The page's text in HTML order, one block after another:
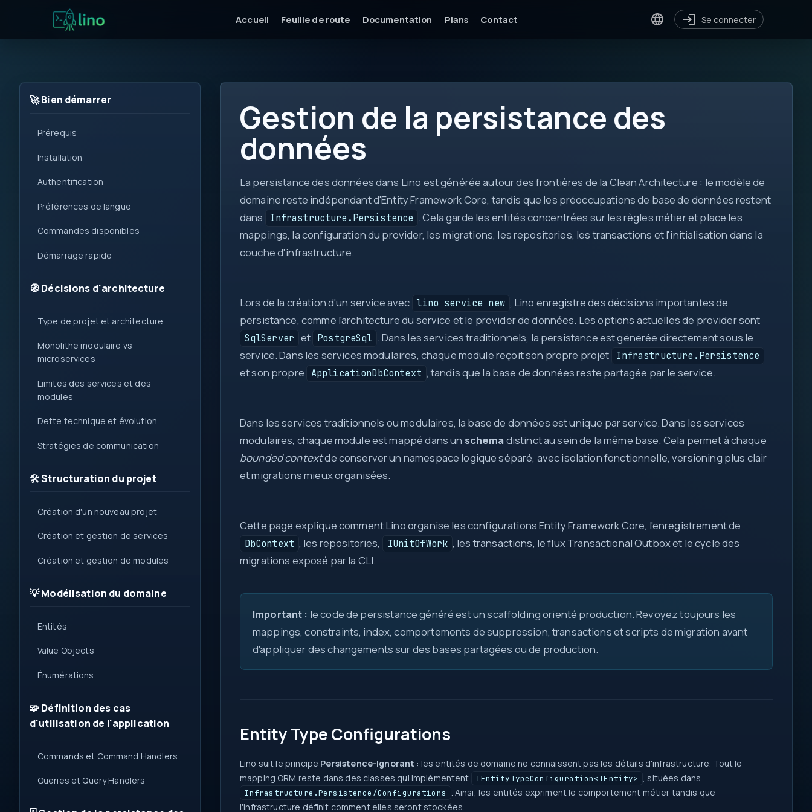
0
{ }
?.
for
!=
Task
new
id
try
?
await
[]
?.
DTO
ctx
fn
::
let
=>
if
for
var
?.
</>
req
I/O
log
Accueil Feuille de route Documentation Plans Contact Se connecter
🚀 Bien démarrer
Prérequis
Installation
Authentification
Préférences de langue
Commandes disponibles
Démarrage rapide
🧭 Décisions d'architecture
Type de projet et architecture
Monolithe modulaire vs
microservices
Limites des services et des
modules
Dette technique et évolution
Stratégies de communication
🛠️ Structuration du projet
Création d'un nouveau projet
Création et gestion de services
Création et gestion de modules
💡 Modélisation du domaine
Entités
Value Objects
Énumérations
🧩 Définition des cas
d'utilisation de l'application
Commands et Command Handlers
Queries et Query Handlers
Gestion de la persistance des
données
La persistance des données dans Lino est générée autour des frontières de la Clean Architecture : le modèle de
domaine reste indépendant d'Entity Framework Core, tandis que les préoccupations de base de données restent
dans
Infrastructure.Persistence . Cela garde les entités concentrées sur les règles métier et place les
mappings, la configuration du provider, les migrations, les repositories, les transactions et l'initialisation dans la
couche d'infrastructure.
Lors de la création d'un service avec lino service new , Lino enregistre des décisions importantes de
persistance, comme l'architecture du service et le provider de données. Les options actuelles de provider sont
SqlServer et PostgreSql . Dans les services traditionnels, la persistance est générée directement sous le
service. Dans les services modulaires, chaque module reçoit son propre projet
Infrastructure.Persistence
et son propre ApplicationDbContext , tandis que la base de données reste partagée par le service.
Dans les services traditionnels ou modulaires, la base de données est unique par service. Dans les services
modulaires, chaque module est mappé dans un schema distinct au sein de la même base. Cela permet à chaque
bounded contextde conserver un namespace logique séparé, avec isolation fonctionnelle, versioning plus clair
et migrations mieux organisées.
Cette page explique comment Lino organise les configurations Entity Framework Core, l'enregistrement de
DbContext , les repositories, IUnitOfWork , les transactions, le flux Transactional Outbox et le cycle des
migrations exposé par la CLI.
Important : le code de persistance généré est un scaffolding orienté production. Revoyez toujours les
mappings, constraints, index, comportements de suppression, transactions et scripts de migration avant
d'appliquer des changements sur des bases partagées ou de production.
Entity Type Configurations
Lino suit le principe Persistence-Ignorant : les entités de domaine ne connaissent pas les détails d'infrastructure. Tout le
mapping ORM reste dans des classes qui implémentent
IEntityTypeConfiguration<TEntity> , situées dans
Infrastructure.Persistence/Configurations
. Ainsi, les entités expriment le comportement métier tandis que
l'infrastructure définit comment elles seront stockées.